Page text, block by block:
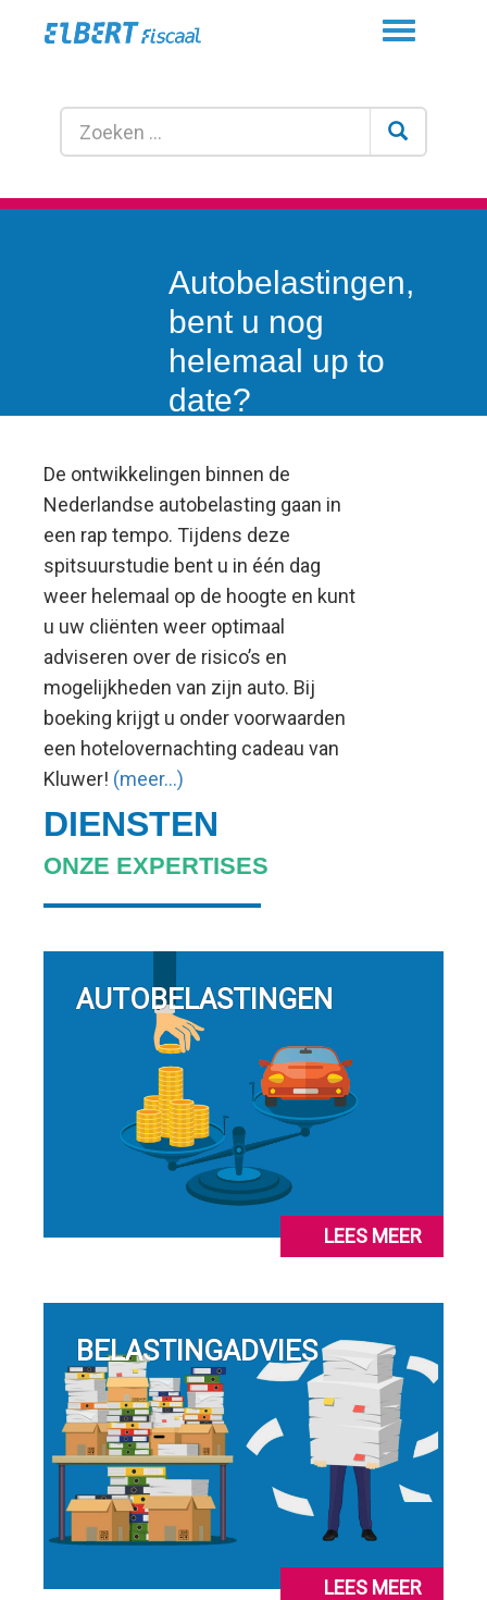
Toggle
Autobelastingen,
bent u nog
helemaal up to
date?
De ontwikkelingen binnen de
Nederlandse autobelasting gaan in
een rap tempo. Tijdens deze
spitsuurstudie bent u in één dag
weer helemaal op de hoogte en kunt
u uw cliënten weer optimaal
adviseren over de risico’s en
mogelijkheden van zijn auto. Bij
boeking krijgt u onder voorwaarden
een hotelovernachting cadeau van
Kluwer! (meer…)
DIENSTEN
ONZE EXPERTISES
AUTOBELASTINGEN
LEES MEER
BELASTINGADVIES
LEES MEER